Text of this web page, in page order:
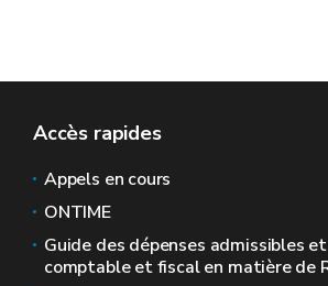
Accès rapides
Appels en cours
ONTIME
Guide des dépenses admissibles
comptable et fiscal en matière de